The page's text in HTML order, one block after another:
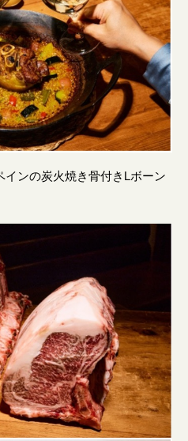
インの炭火焼き骨付きLボーン